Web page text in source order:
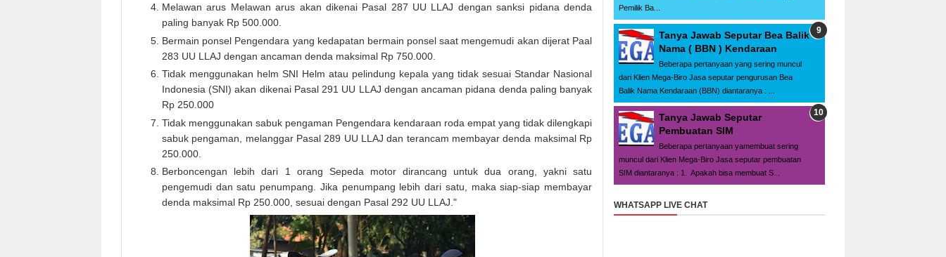
Melawan arus Melawan arus akan dikenai Pasal 287 UU LLAJ dengan sanksi pidana denda
paling banyak Rp 500.000.
Bermain ponsel Pengendara yang kedapatan bermain ponsel saat mengemudi akan dijerat Paal
283 UU LLAJ dengan ancaman denda maksimal Rp 750.000.
Tidak menggunakan helm SNI Helm atau pelindung kepala yang tidak sesuai Standar Nasional
Indonesia (SNI) akan dikenai Pasal 291 UU LLAJ dengan ancaman pidana denda paling banyak
Rp 250.000
Tidak menggunakan sabuk pengaman Pengendara kendaraan roda empat yang tidak dilengkapi
sabuk pengaman, melanggar Pasal 289 UU LLAJ dan terancam membayar denda maksimal Rp
250.000.
Berboncengan lebih dari 1 orang Sepeda motor dirancang untuk dua orang, yakni satu
pengemudi dan satu penumpang. Jika penumpang lebih dari satu, maka siap-siap membayar
denda maksimal Rp 250.000, sesuai dengan Pasal 292 UU LLAJ."
Pemilik Ba...
Tanya Jawab Seputar Bea Balik
Nama ( BBN ) Kendaraan
Beberapa pertanyaan yang sering muncul
dari Klien Mega-Biro Jasa seputar pengurusan Bea
Balik Nama Kendaraan (BBN) diantaranya : ...
Tanya Jawab Seputar
Pembuatan SIM
Beberapa pertanyaan yamembuat sering
muncul dari Klien Mega-Biro Jasa seputar pembuatan
SIM diantaranya : 1. Apakah bisa membuat S...
WHATSAPP LIVE CHAT